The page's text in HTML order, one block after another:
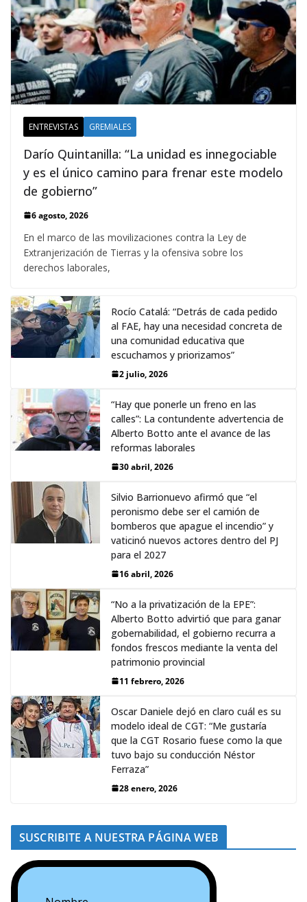
ENTREVISTAS GREMIALES
Darío Quintanilla: “La unidad es innegociable
y es el único camino para frenar este modelo
de gobierno”
6 agosto, 2026
En el marco de las movilizaciones contra la Ley de
Extranjerización de Tierras y la ofensiva sobre los
derechos laborales,
Rocío Catalá: “Detrás de cada pedido
al FAE, hay una necesidad concreta de
una comunidad educativa que
escuchamos y priorizamos”
2 julio, 2026
“Hay que ponerle un freno en las
calles”: La contundente advertencia de
Alberto Botto ante el avance de las
reformas laborales
30 abril, 2026
Silvio Barrionuevo afirmó que “el
peronismo debe ser el camión de
bomberos que apague el incendio” y
vaticinó nuevos actores dentro del PJ
para el 2027
16 abril, 2026
“No a la privatización de la EPE”:
Alberto Botto advirtió que para ganar
gobernabilidad, el gobierno recurra a
fondos frescos mediante la venta del
patrimonio provincial
11 febrero, 2026
Oscar Daniele dejó en claro cuál es su
modelo ideal de CGT: “Me gustaría
que la CGT Rosario fuese como la que
tuvo bajo su conducción Néstor
Ferraza”
28 enero, 2026
SUSCRIBITE A NUESTRA PÁGINA WEB